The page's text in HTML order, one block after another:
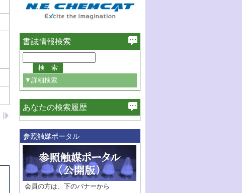
書誌情報検索
▼詳細検索
必ず含む
巻・号指定
巻
号
範囲指定
巻
号～
巻
号
あなたの検索履歴
参照触媒ポータル
会員の方は、下のバナーから